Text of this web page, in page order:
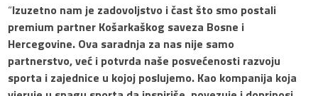
“Izuzetno nam je zadovoljstvo i čast što smo postali
premium partner Košarkaškog saveza Bosne i
Hercegovine. Ova saradnja za nas nije samo
partnerstvo, već i potvrda naše posvećenosti razvoju
sporta i zajednice u kojoj poslujemo. Kao kompanija koja